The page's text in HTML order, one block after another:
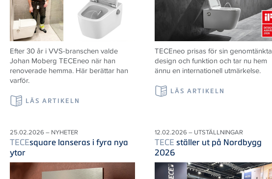
Efter 30 år i VVS-branschen valde
Johan Moberg TECEneo när han
renoverade hemma. Här berättar han
varför.
LÄS ARTIKELN
TECEneo prisas för sin genomtänkta
design och funktion och tar nu hem
ännu en internationell utmärkelse.
LÄS ARTIKELN
25.02.2026 – NYHETER
TECEsquare lanseras i fyra nya
ytor
12.02.2026 – UTSTÄLLNINGAR
TECE ställer ut på Nordbygg
2026